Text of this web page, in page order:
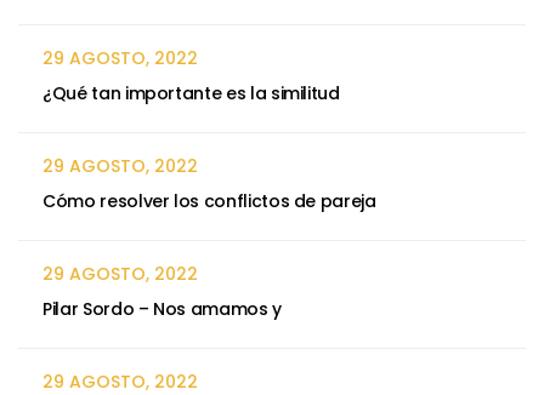
29 AGOSTO, 2022
¿Qué tan importante es la similitud
29 AGOSTO, 2022
Cómo resolver los conflictos de pareja
29 AGOSTO, 2022
Pilar Sordo – Nos amamos y
29 AGOSTO, 2022